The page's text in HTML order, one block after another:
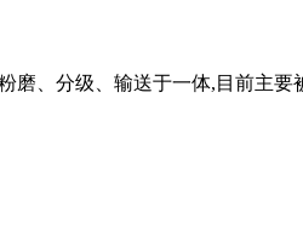
、分级、输送于一体,目前主要